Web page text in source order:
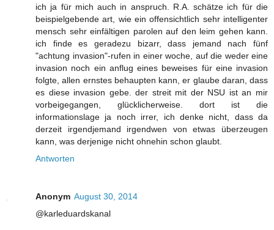
ich ja für mich auch in anspruch. R.A. schätze ich für die
beispielgebende art, wie ein offensichtlich sehr intelligenter
mensch sehr einfältigen parolen auf den leim gehen kann.
ich finde es geradezu bizarr, dass jemand nach fünf
"achtung invasion"-rufen in einer woche, auf die weder eine
invasion noch ein anflug eines beweises für eine invasion
folgte, allen ernstes behaupten kann, er glaube daran, dass
es diese invasion gebe. der streit mit der NSU ist an mir
vorbeigegangen, glücklicherweise. dort ist die
informationslage ja noch irrer, ich denke nicht, dass da
derzeit irgendjemand irgendwen von etwas überzeugen
kann, was derjenige nicht ohnehin schon glaubt.
Antworten
Anonym August 30, 2014
@karleduardskanal